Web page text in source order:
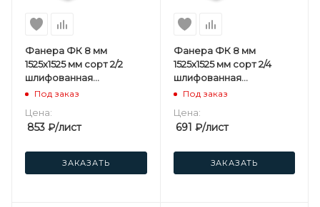
Фанера ФК 8 мм
1525х1525 мм сорт 2/2
шлифованная
березовая
Под заказ
Цена:
853 ₽/лист
ЗАКАЗАТЬ
Фанера ФК 8 мм
1525х1525 мм сорт 2/4
шлифованная
березовая
Под заказ
Цена:
691 ₽/лист
ЗАКАЗАТЬ